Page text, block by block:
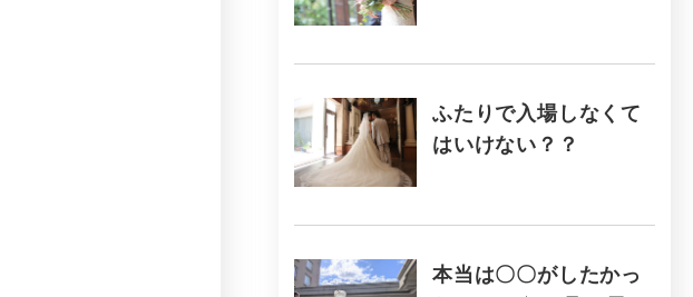
ふたりで入場しなくて
はいけない？？
本当は〇〇がしたかっ